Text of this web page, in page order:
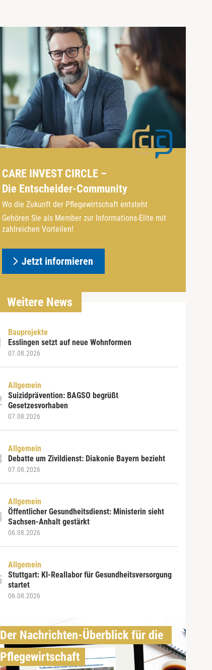
CARE INVEST CIRCLE –
Die Entscheider-Community
Wo die Zukunft der Pflegewirtschaft entsteht
Gehören Sie als Member zur Informations-Elite mit
zahlreichen Vorteilen!
Jetzt informieren
Weitere News
Bauprojekte
Esslingen setzt auf neue Wohnformen
07.08.2026
Allgemein
Suizidprävention: BAGSO begrüßt
Gesetzesvorhaben
07.08.2026
Allgemein
Debatte um Zivildienst: Diakonie Bayern bezieht
07.08.2026
Allgemein
Öffentlicher Gesundheitsdienst: Ministerin sieht
Sachsen-Anhalt gestärkt
06.08.2026
Allgemein
Stuttgart: KI-Reallabor für Gesundheitsversorgung
startet
06.08.2026
Der Nachrichten-Überblick für die
Pflegewirtschaft